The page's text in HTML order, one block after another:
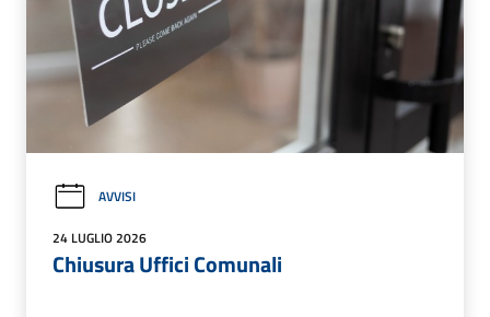
AVVISI
24 LUGLIO 2026
Chiusura Uffici Comunali